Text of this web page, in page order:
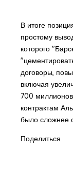
В итоге
простому
которого
договоры,
включая
700
контрактам
было сложнее
Поделиться